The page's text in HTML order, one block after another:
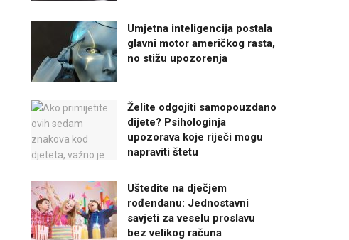
Umjetna inteligencija postala
glavni motor američkog rasta,
no stižu upozorenja
Želite odgojiti samopouzdano
dijete? Psihologinja
upozorava koje riječi mogu
napraviti štetu
Uštedite na dječjem
rođendanu: Jednostavni
savjeti za veselu proslavu
bez velikog računa